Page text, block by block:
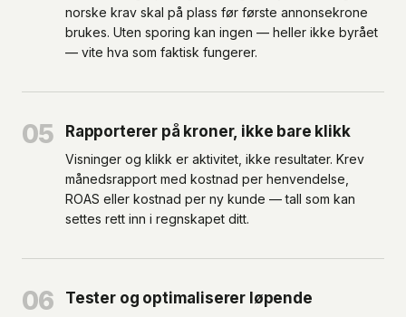
norske krav skal på plass før første annonsekrone
brukes. Uten sporing kan ingen — heller ikke byrået
— vite hva som faktisk fungerer.
05 Rapporterer på kroner, ikke bare klikk
Visninger og klikk er aktivitet, ikke resultater. Krev
månedsrapport med kostnad per henvendelse,
ROAS eller kostnad per ny kunde — tall som kan
settes rett inn i regnskapet ditt.
06 Tester og optimaliserer løpende